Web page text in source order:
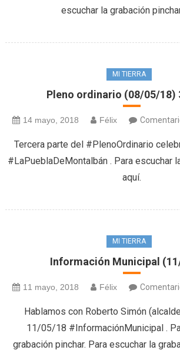
escuchar la grabación
MI TIERRA
Pleno ordinario (08/05/18)
14 mayo, 2018 Félix
Tercera parte del #PlenoOrdinario
#LaPueblaDeMontalbán . Para escuchar
aquí.
MI TIERRA
Información Municipal
11 mayo, 2018 Félix
Hablamos con Roberto Simón
11/05/18 #InformaciónMunicipal .
grabación pinchar. Para escuchar la